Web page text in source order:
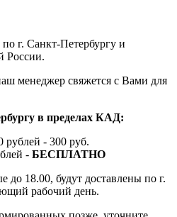
г. Санкт-Петербургу и
России.
менеджер свяжется с Вами для
в пределах КАД:
рублей - 300 руб.
- БЕСПЛАТНО
до 18.00, будут доставлены по г.
рабочий день.